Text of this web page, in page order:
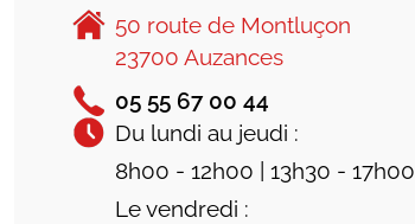
50 route de Montluçon
23700 Auzances
05 55 67 00 44
Du lundi au jeudi :
8h00 - 12h00 | 13h30 - 17h00
Le vendredi :